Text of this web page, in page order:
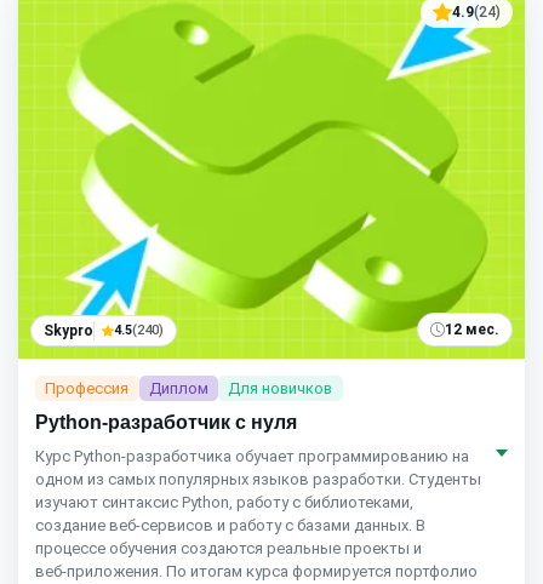
4.9(24)
Skypro 4.5(240) 12 мес.
Профессия Диплом Для новичков
Python-разработчик с нуля
Курс Python‑разработчика обучает программированию на
одном из самых популярных языков разработки. Студенты
изучают синтаксис Python, работу с библиотеками,
создание веб‑сервисов и работу с базами данных. В
процессе обучения создаются реальные проекты и
веб‑приложения. По итогам курса формируется портфолио